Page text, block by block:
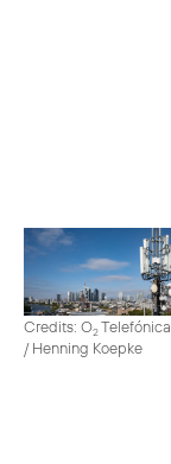
Credits: O2Telefónica
/ Henning Koepke